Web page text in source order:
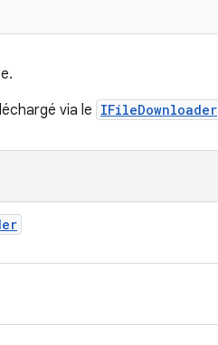
via le IFileDownloader